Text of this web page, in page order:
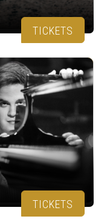
TICKETS
TICKETS